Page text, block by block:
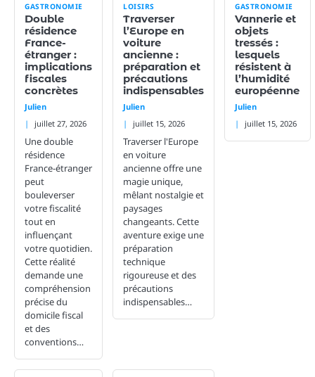
GASTRONOMIE
Double
résidence
France-
étranger :
implications
fiscales
concrètes
Julien
juillet 27, 2026
Une double
résidence
France-étranger
peut
bouleverser
votre fiscalité
tout en
influençant
votre quotidien.
Cette réalité
demande une
compréhension
précise du
domicile fiscal
et des
conventions…
LOISIRS
Traverser
l’Europe en
voiture
ancienne :
préparation et
précautions
indispensables
Julien
juillet 15, 2026
Traverser l'Europe
en voiture
ancienne offre une
magie unique,
mêlant nostalgie et
paysages
changeants. Cette
aventure exige une
préparation
technique
rigoureuse et des
précautions
indispensables…
GASTRONOMIE
Vannerie et
objets
tressés :
lesquels
résistent à
l’humidité
européenne
Julien
juillet 15, 2026